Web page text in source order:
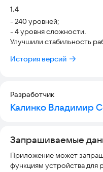
Пожелания и предложения
Версия:
1.4
- 240 уровней;
- 4 уровня сложности.
Улучшили стабильность
История версий
Разработчик
Запрашиваемые
Приложение может
функциям устройства для